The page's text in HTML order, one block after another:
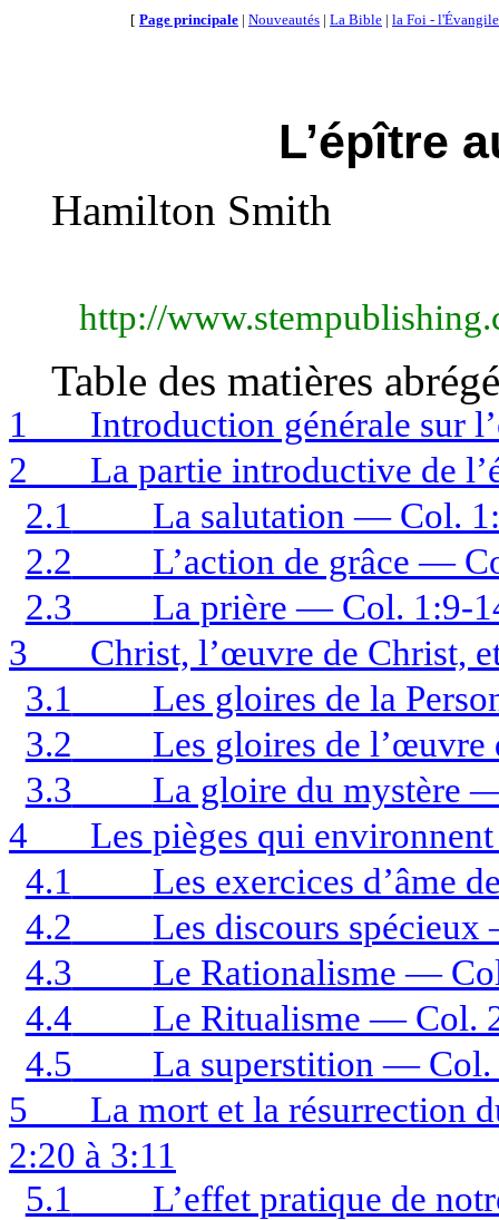
[ Page principale | Nouveautés | La Bible | la Foi - l'Évangile
L’épître
Hamilton Smith
http://
Table des matières
1
Introduction générale sur
2
La partie introductive de
2.1
La salutation — Col.
2.2
L’action de grâce —
2.3
La prière — Col. 1:9-
3
Christ, l’œuvre de Christ,
3.1
Les gloires de la
3.2
Les gloires de
3.3
La gloire du mystère
4
Les pièges qui
4.1
Les exercices d’âme
4.2
Les discours
4.3
Le Rationalisme —
4.4
Le Ritualisme — Col.
4.5
La superstition — Col.
5
La mort et la résurrection
2:20 à 3:11
5.1
L’effet pratique de